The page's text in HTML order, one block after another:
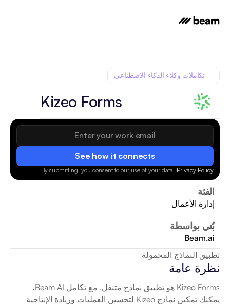
See how it connects
By submitting, you consent to our use of your data. Privacy Policy
.
الفئة
إدارة الأعمال
بُني بواسطة
Beam.ai
تكاملات وكلاء الذكاء الاصطناعي
Kizeo Forms
تطبيق النماذج المحمولة
نظرة عامة
يمكنك تمكين نماذج Kizeo لتحسين العمليات وزيادة الإنتاجية